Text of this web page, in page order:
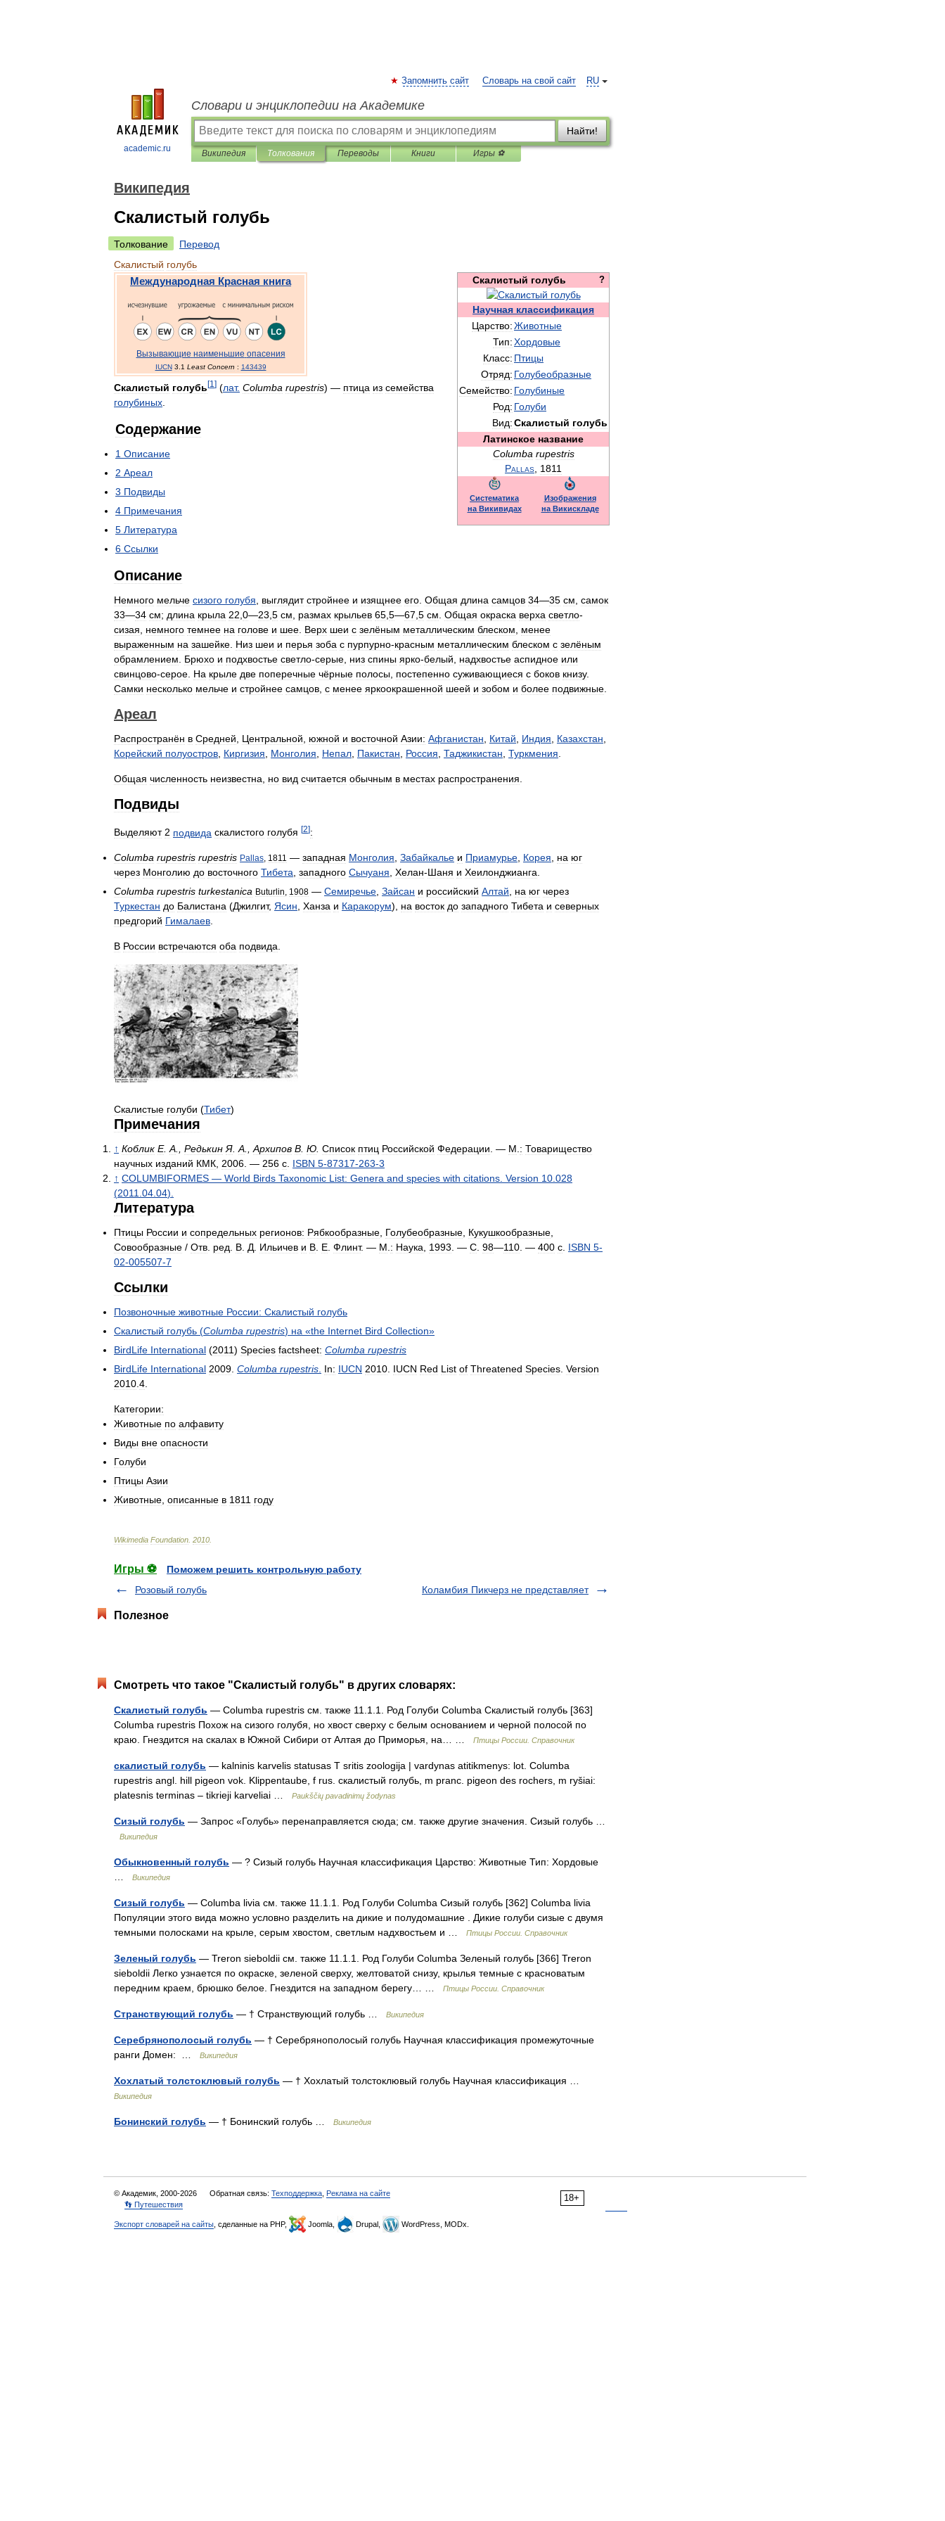
academic.ru
RU
Запомнить сайт Словарь на свой сайт
Словари и энциклопедии на Академике
Найти!
Википедия Толкования Переводы Книги Игры ⚽
Википедия
Скалистый голубь
Толкование
Перевод
Скалистый голубь
?
Скалистый голубь
Научная классификация
Царство:Животные
Тип:Хордовые
Класс: Птицы
Отряд: Голубеобразные
Семейство: Голубиные
Род: Голуби
Вид:Скалистый голубь
Латинское название
Columba rupestris
Pallas 1811
Систематика
на Викивидах
Изображения
на Викискладе
Международная Красная книга
Вызывающие наименьшие опасения
IUCN 3 1 Least Concern : 143439
Скалистый голубь[1 ] (лат. Columba rupestris) — птица из семейства
голубиных
Содержание
1 Описание
2 Ареал
3 Подвиды
4 Примечания
5 Литература
6 Ссылки
Описание
Немного мельче сизого голубя выглядит стройнее и изящнее его Общая длина самцов 34—35 см самок
33—34 см; длина крыла 22 0—23 5 см размах крыльев 65 5—67 5 см Общая окраска верха светло-
сизая
немного темнее на голове и шее Верх шеи с зелёным металлическим блеском
менее
выраженным на зашейке Низ шеи и перья зоба с пурпурно-красным металлическим блеском с зелёным
обрамлением
Брюхо и подхвостье светло-серые низ спины ярко-белый надхвостье аспидное или
свинцово-серое На крыле две поперечные чёрные полосы постепенно суживающиеся с боков книзу.
Самки несколько мельче и стройнее самцов с менее яркоокрашенной шеей и зобом и более подвижные
Ареал
Распространён в Средней Центральной южной и восточной Азии: Афганистан Китай Индия Казахстан
Корейский полуостров Киргизия Монголия Непал Пакистан Россия Таджикистан Туркмения
Общая численность неизвестна но вид считается обычным в местах распространения
Подвиды
Выделяют 2 подвида скалистого голубя [2]:
Columba rupestris rupestris Pallas 1811 — западная Монголия, Забайкалье и Приамурье, Корея, на юг
через Монголию до восточного Тибета, западного Сычуаня, Хелан-Шаня и Хеилонджианга.
Columba rupestris turkestanica Buturlin 1908 — Семиречье, Зайсан и российский Алтай, на юг через
Туркестан до Балистана (Джилгит, Ясин, Ханза и Каракорум), на восток до западного Тибета и северных
предгорий Гималаев.
В России встречаются оба подвида.
Скалистые голуби (Тибет)
Примечания
↑ Коблик Е. А Редькин Я А Архипов В Ю Список птиц Российской Федерации . — М : Товарищество
научных изданий КМК 2006 . — 256 с ISBN 5-87317-263-3
↑ COLUMBIFORMES — World Birds Taxonomic List: Genera and species with citations Version 10 028
(2011 04 04).
Литература
Птицы России и сопредельных регионов: Рябкообразные Голубеобразные Кукушкообразные
Совообразные / Отв ред В Д Ильичев и В Е Флинт. — М : Наука 1993 . — С 98—110 . — 400 с ISBN 5-
02-005507-7
Ссылки
Позвоночные животные России: Скалистый голубь
Скалистый голубь (Columba rupestris) на «the Internet Bird Collection»
BirdLife International (2011) Species factsheet: Columba rupestris
BirdLife International 2009 Columba rupestris In: IUCN 2010 IUCN Red List of Threatened Species Version
2010 4
Категории:
Животные по алфавиту
Виды вне опасности
Голуби
Птицы Азии
Животные описанные в 1811 году
Wikimedia Foundation 2010
Игры ⚽
Поможем решить контрольную работу
Розовый голубь
Коламбия Пикчерз не представляет
Полезное
Смотреть что такое "Скалистый голубь" в других словарях:
Скалистый голубь — Columba rupestris см. также 11.1.1. Род Голуби Columba Скалистый голубь [363]
Columba rupestris Похож на сизого голубя, но хвост сверху с белым основанием и черной полосой по
краю. Гнездится на скалах в Южной Сибири от Алтая до Приморья, на… …
Птицы России. Справочник
скалистый голубь — kalninis karvelis statusas T sritis zoologija | vardynas atitikmenys: lot. Columba
rupestris angl. hill pigeon vok. Klippentaube, f rus. скалистый голубь, m pranc. pigeon des rochers, m ryšiai:
platesnis terminas – tikrieji karveliai …
Paukščių pavadinimų žodynas
Сизый голубь — Запрос «Голубь» перенаправляется сюда; см. также другие значения. Сизый голубь …
Википедия
Обыкновенный голубь — ? Сизый голубь Научная классификация Царство: Животные Тип: Хордовые
Википедия
Сизый голубь — Columba livia см. также 11.1.1. Род Голуби Columba Сизый голубь [362] Columba livia
Популяции этого вида можно условно разделить на дикие и полудомашние . Дикие голуби сизые с двумя
темными полосками на крыле, серым хвостом, светлым надхвостьем и …
Птицы России. Справочник
Зеленый голубь — Treron sieboldii см. также 11.1.1. Род Голуби Columba Зеленый голубь [366] Treron
sieboldii Легко узнается по окраске, зеленой сверху, желтоватой снизу, крылья темные с красноватым
передним краем, брюшко белое. Гнездится на западном берегу… …
Птицы России. Справочник
Странствующий голубь — † Странствующий голубь … Википедия
Серебрянополосый голубь — † Серебрянополосый голубь Научная классификация промежуточные
ранги Домен: …
Википедия
Хохлатый толстоклювый голубь — † Хохлатый толстоклювый голубь Научная классификация …
Википедия
Бонинский голубь — † Бонинский голубь … Википедия
18+
© Академик, 2000-2026 Обратная связь: Техподдержка Реклама на сайте
👣 Путешествия
Экспорт словарей на сайты , сделанные на PHP, Joomla, Drupal, WordPress, MODx.